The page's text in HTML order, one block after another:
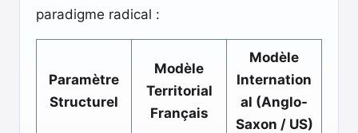
paradigme radical :
Paramètre
Structurel
Modèle
Territorial
Français
Modèle
Internation
al (Anglo-
Saxon / US)